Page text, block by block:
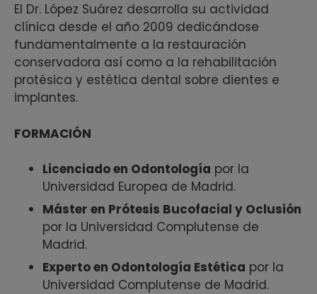
El Dr. López Suárez desarrolla su actividad
clínica desde el año 2009 dedicándose
fundamentalmente a la restauración
conservadora así como a la rehabilitación
protésica y estética dental sobre dientes e
implantes.
FORMACIÓN
Licenciado en Odontología por la
Universidad Europea de Madrid.
Máster en Prótesis Bucofacial y Oclusión
por la Universidad Complutense de
Madrid.
Experto en Odontología Estética por la
Universidad Complutense de Madrid.